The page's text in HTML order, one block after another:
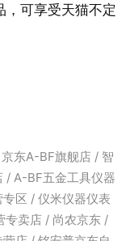
，可享受天猫不定
东A-BF旗舰店 / 智
/ A-BF五金工具仪器
区 / 仪米仪器仪表
专卖店 / 尚农京东 /